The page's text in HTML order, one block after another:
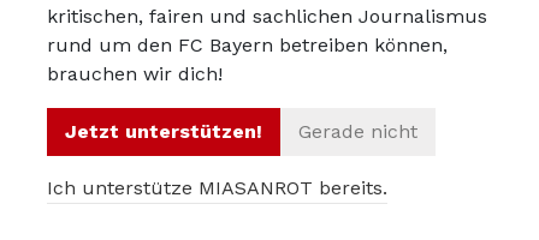
abgelaufenen Ball gleich noch mit Tempo in die
Gegnerin reinrauscht. Miedema hatte diese
Gegenspielerin war hoch, das Foul konnte sie
kritischen, fairen und sachlichen Journalismus
rund um den FC Bayern betreiben können,
brauchen wir dich!
Jetzt unterstützen! Gerade nicht
Ich unterstütze MIASANROT bereits.